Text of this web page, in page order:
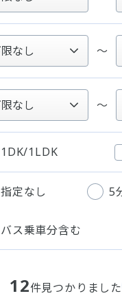
～
～
1DK/1LDK
指定なし 5
バス乗車分含む
12件見つかりました